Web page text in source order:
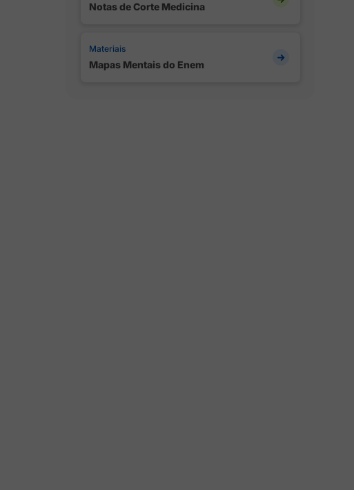
Notas de Corte Medicina
Materiais
Mapas Mentais do Enem